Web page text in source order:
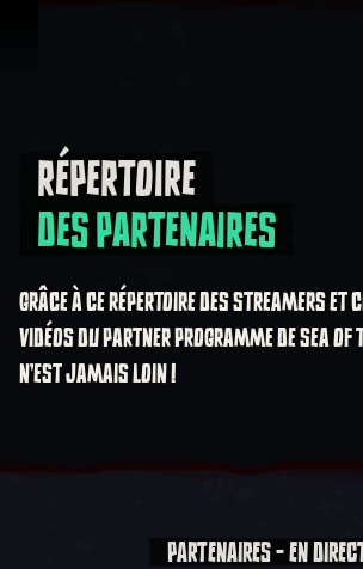
Répertoire Des partenaires
RÉPERTOIRE
DES PARTENAIRES
GRÂCE À CE RÉPERTOIRE DES STREAMERS ET
VIDÉOS DU PARTNER PROGRAMME DE SEA OF
N'EST JAMAIS LOIN !
PARTENAIRES - EN